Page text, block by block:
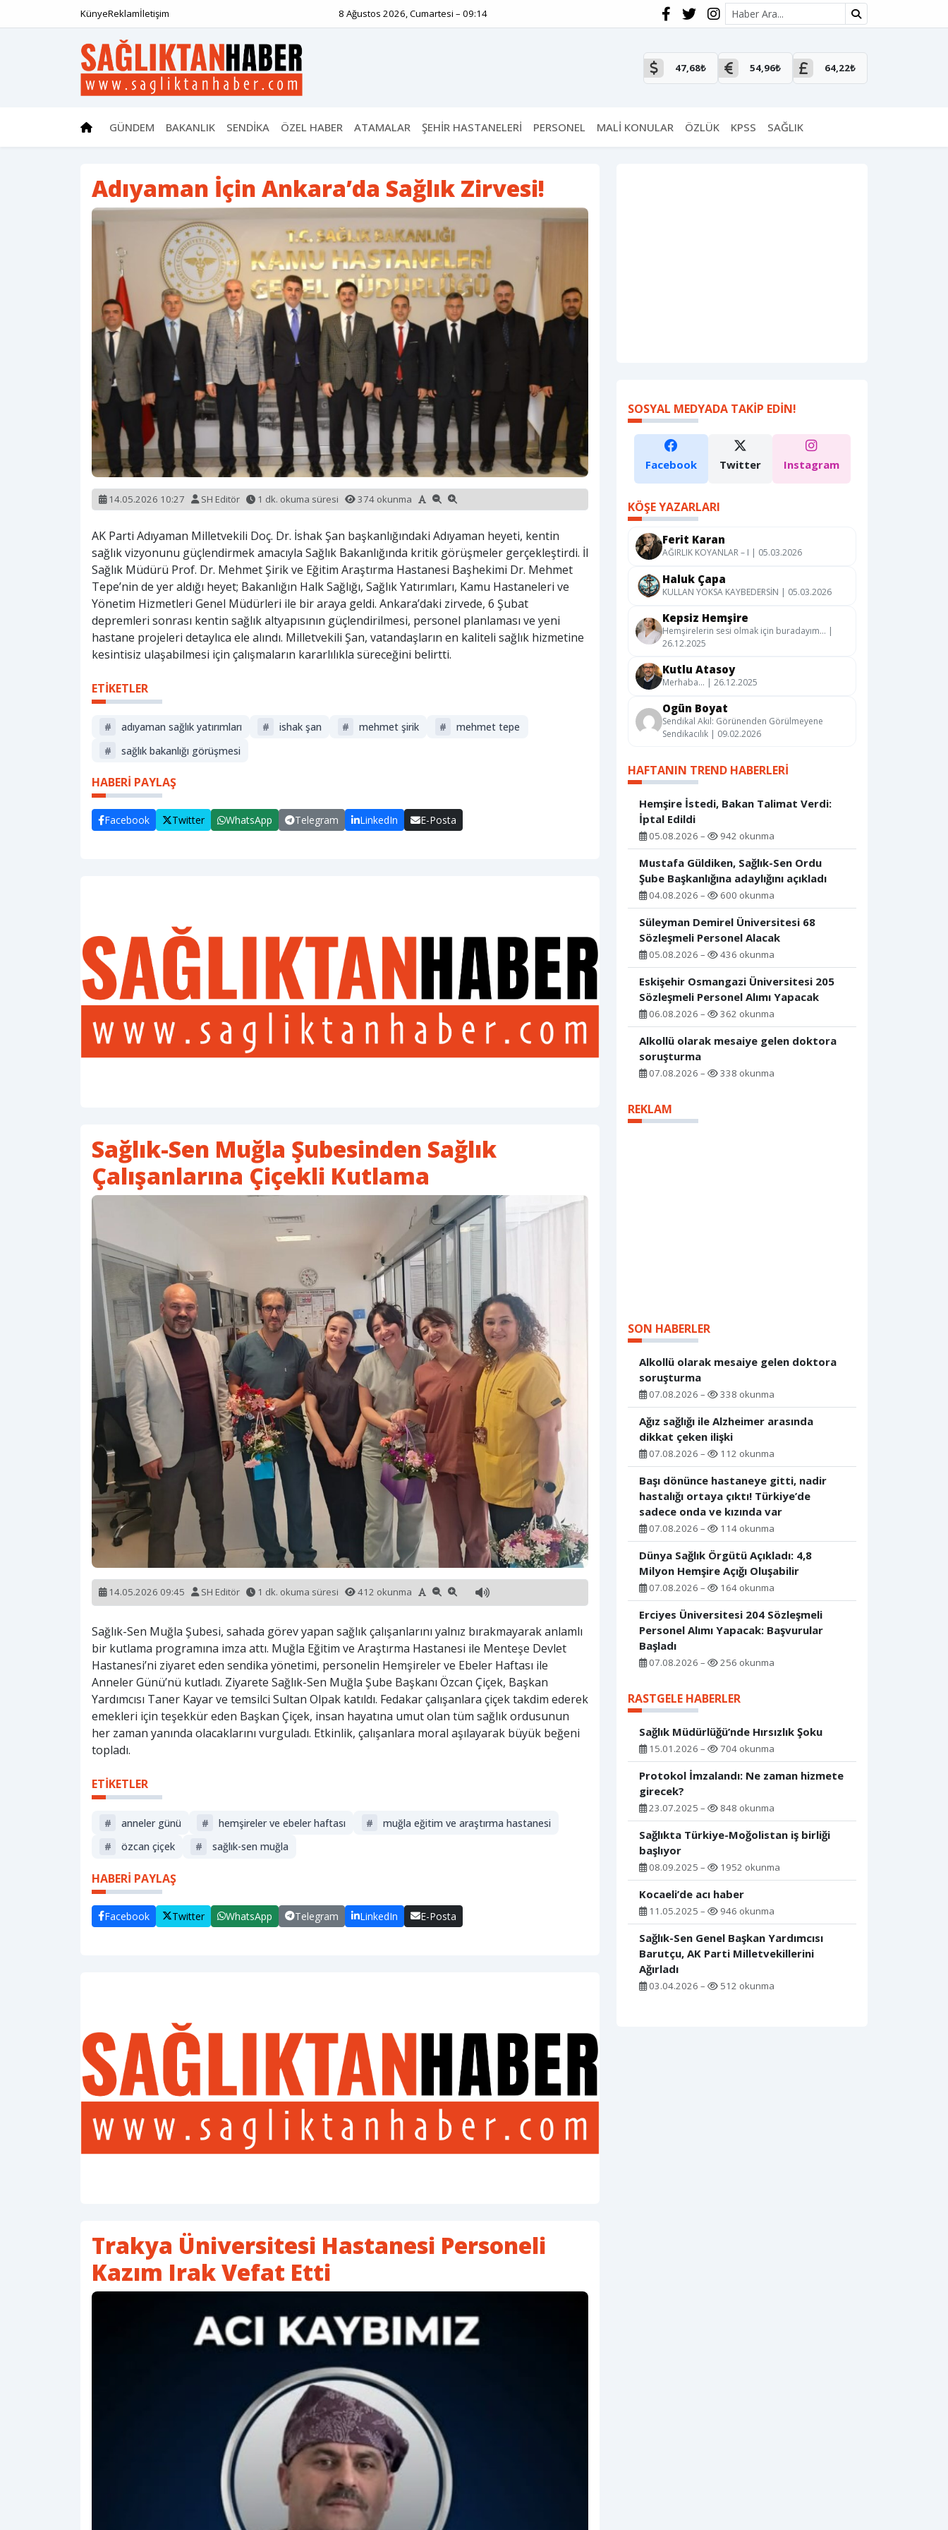
KünyeReklamİletişim 8 Ağustos 2026, Cumartesi – 09:14 Site içi arama
47,68₺ 54,96₺ 64,22₺
GÜNDEM BAKANLIK SENDİKA ÖZEL HABER ATAMALAR ŞEHİR HASTANELERİ PERSONEL MALİ KONULAR ÖZLÜK KPSS SAĞLIK
Adıyaman İçin Ankara’da Sağlık Zirvesi!
14.05.2026 10:27 SH Editör 1 dk. okuma süresi 374 okunma
AK Parti Adıyaman Milletvekili Doç. Dr. İshak Şan başkanlığındaki Adıyaman heyeti, kentin
sağlık vizyonunu güçlendirmek amacıyla Sağlık Bakanlığında kritik görüşmeler gerçekleştirdi. İl
Sağlık Müdürü Prof. Dr. Mehmet Şirik ve Eğitim Araştırma Hastanesi Başhekimi Dr. Mehmet
Tepe’nin de yer aldığı heyet; Bakanlığın Halk Sağlığı, Sağlık Yatırımları, Kamu Hastaneleri ve
Yönetim Hizmetleri Genel Müdürleri ile bir araya geldi. Ankara’daki zirvede, 6 Şubat
depremleri sonrası kentin sağlık altyapısının güçlendirilmesi, personel planlaması ve yeni
hastane projeleri detaylıca ele alındı. Milletvekili Şan, vatandaşların en kaliteli sağlık hizmetine
kesintisiz ulaşabilmesi için çalışmaların kararlılıkla süreceğini belirtti.
ETİKETLER
# adıyaman sağlık yatırımları # ishak şan # mehmet şirik #
mehmet tepe
#
sağlık bakanlığı görüşmesi
HABERİ PAYLAŞ
Facebook Twitter WhatsApp Telegram LinkedIn E-Posta
Sağlık-Sen Muğla Şubesinden Sağlık
Çalışanlarına Çiçekli Kutlama
14.05.2026 09:45 SH Editör 1 dk. okuma süresi 412 okunma
Sağlık-Sen Muğla Şubesi, sahada görev yapan sağlık çalışanlarını yalnız bırakmayarak anlamlı
bir kutlama programına imza attı. Muğla Eğitim ve Araştırma Hastanesi ile Menteşe Devlet
Hastanesi’ni ziyaret eden sendika yönetimi, personelin Hemşireler ve Ebeler Haftası ile
Anneler Günü’nü kutladı. Ziyarete Sağlık-Sen Muğla Şube Başkanı Özcan Çiçek, Başkan
Yardımcısı Taner Kayar ve temsilci Sultan Olpak katıldı. Fedakar çalışanlara çiçek takdim ederek
emekleri için teşekkür eden Başkan Çiçek, insan hayatına umut olan tüm sağlık ordusunun
her zaman yanında olacaklarını vurguladı. Etkinlik, çalışanlara moral aşılayarak büyük beğeni
topladı.
ETİKETLER
# anneler günü # hemşireler ve ebeler haftası #
muğla eğitim ve araştırma hastanesi
#
özcan çiçek # sağlık-sen muğla
HABERİ PAYLAŞ
Facebook Twitter WhatsApp Telegram LinkedIn E-Posta
Trakya Üniversitesi Hastanesi Personeli
Kazım Irak Vefat Etti
SOSYAL MEDYADA TAKIP EDIN!
Facebook Twitter Instagram
KÖŞE YAZARLARI
Ferit Karan
AĞIRLIK KOYANLAR – I | 05.03.2026
Haluk Çapa
KULLAN YOKSA KAYBEDERSİN | 05.03.2026
Kepsiz Hemşire
Hemşirelerin sesi olmak için buradayım… |
26.12.2025
Kutlu Atasoy
Merhaba… | 26.12.2025
Ogün Boyat
Sendikal Akıl: Görünenden Görülmeyene
Sendikacılık | 09.02.2026
HAFTANIN TREND HABERLERI
Hemşire İstedi, Bakan Talimat Verdi:
İptal Edildi
05.08.2026 – 942 okunma
Mustafa Güldiken, Sağlık-Sen Ordu
Şube Başkanlığına adaylığını açıkladı
04.08.2026 – 600 okunma
Süleyman Demirel Üniversitesi 68
Sözleşmeli Personel Alacak
05.08.2026 – 436 okunma
Eskişehir Osmangazi Üniversitesi 205
Sözleşmeli Personel Alımı Yapacak
06.08.2026 – 362 okunma
Alkollü olarak mesaiye gelen doktora
soruşturma
07.08.2026 – 338 okunma
REKLAM
SON HABERLER
Alkollü olarak mesaiye gelen doktora
soruşturma
07.08.2026 – 338 okunma
Ağız sağlığı ile Alzheimer arasında
dikkat çeken ilişki
07.08.2026 – 112 okunma
Başı dönünce hastaneye gitti, nadir
hastalığı ortaya çıktı! Türkiye’de
sadece onda ve kızında var
07.08.2026 – 114 okunma
Dünya Sağlık Örgütü Açıkladı: 4,8
Milyon Hemşire Açığı Oluşabilir
07.08.2026 – 164 okunma
Erciyes Üniversitesi 204 Sözleşmeli
Personel Alımı Yapacak: Başvurular
Başladı
07.08.2026 – 256 okunma
RASTGELE HABERLER
Sağlık Müdürlüğü’nde Hırsızlık Şoku
15.01.2026 – 704 okunma
Protokol İmzalandı: Ne zaman hizmete
girecek?
23.07.2025 – 848 okunma
Sağlıkta Türkiye-Moğolistan iş birliği
başlıyor
08.09.2025 – 1952 okunma
Kocaeli’de acı haber
11.05.2025 – 946 okunma
Sağlık-Sen Genel Başkan Yardımcısı
Barutçu, AK Parti Milletvekillerini
Ağırladı
03.04.2026 – 512 okunma